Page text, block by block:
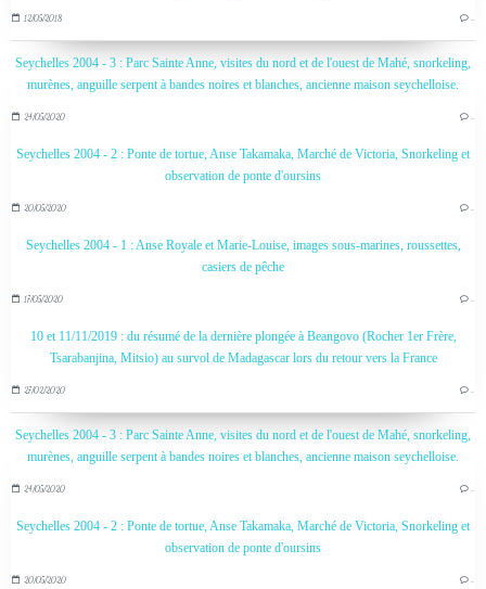
12/05/2018 …
Seychelles 2004 - 3 : Parc Sainte Anne, visites du nord et de l'ouest de Mahé, snorkeling,
murènes, anguille serpent à bandes noires et blanches, ancienne maison seychelloise.
24/05/2020 …
Seychelles 2004 - 2 : Ponte de tortue, Anse Takamaka, Marché de Victoria, Snorkeling et
observation de ponte d'oursins
20/05/2020 …
Seychelles 2004 - 1 : Anse Royale et Marie-Louise, images sous-marines, roussettes,
casiers de pêche
17/05/2020 …
10 et 11/11/2019 : du résumé de la dernière plongée à Beangovo (Rocher 1er Frère,
Tsarabanjina, Mitsio) au survol de Madagascar lors du retour vers la France
27/02/2020 …
Seychelles 2004 - 3 : Parc Sainte Anne, visites du nord et de l'ouest de Mahé, snorkeling,
murènes, anguille serpent à bandes noires et blanches, ancienne maison seychelloise.
24/05/2020 …
Seychelles 2004 - 2 : Ponte de tortue, Anse Takamaka, Marché de Victoria, Snorkeling et
observation de ponte d'oursins
20/05/2020 …